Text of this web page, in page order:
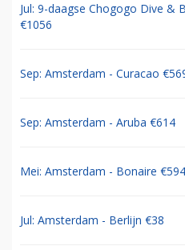
Jul: 9-daagse Chogogo Dive &
€1056
Sep: Amsterdam - Curacao
Sep: Amsterdam - Aruba €614
Mei: Amsterdam - Bonaire €594
Jul: Amsterdam - Berlijn €38